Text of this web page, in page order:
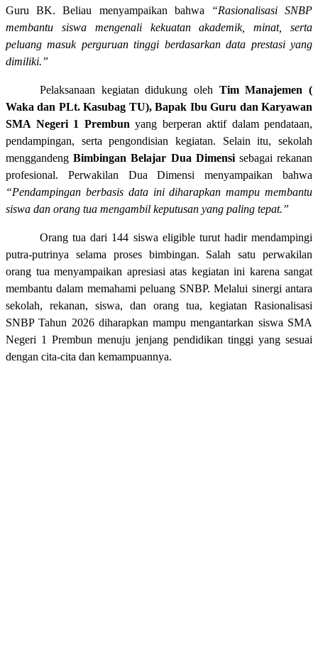
Guru BK. Beliau menyampaikan bahwa
“Rasionalisasi SNBP
membantu siswa mengenali kekuatan akademik, minat, serta
peluang masuk perguruan tinggi berdasarkan data prestasi yang
dimiliki.”
Pelaksanaan kegiatan didukung oleh Tim Manajemen (
Waka dan PLt. Kasubag TU), Bapak Ibu Guru dan Karyawan
SMA Negeri 1 Prembun yang berperan aktif dalam pendataan,
pendampingan, serta pengondisian kegiatan. Selain itu, sekolah
menggandengBimbingan Belajar Dua Dimensisebagai rekanan
profesional. Perwakilan Dua Dimensi menyampaikan bahwa
“Pendampingan berbasis data ini diharapkan mampu membantu
siswa dan orang tua mengambil keputusan yang paling tepat.”
Orang tua dari 144 siswa eligible turut hadir mendampingi
putra-putrinya selama proses bimbingan. Salah satu perwakilan
orang tua menyampaikan apresiasi atas kegiatan ini karena sangat
membantu dalam memahami peluang SNBP. Melalui sinergi antara
sekolah, rekanan, siswa, dan orang tua, kegiatan Rasionalisasi
SNBP Tahun 2026 diharapkan mampu mengantarkan siswa SMA
Negeri 1 Prembun menuju jenjang pendidikan tinggi yang sesuai
dengan cita-cita dan kemampuannya.